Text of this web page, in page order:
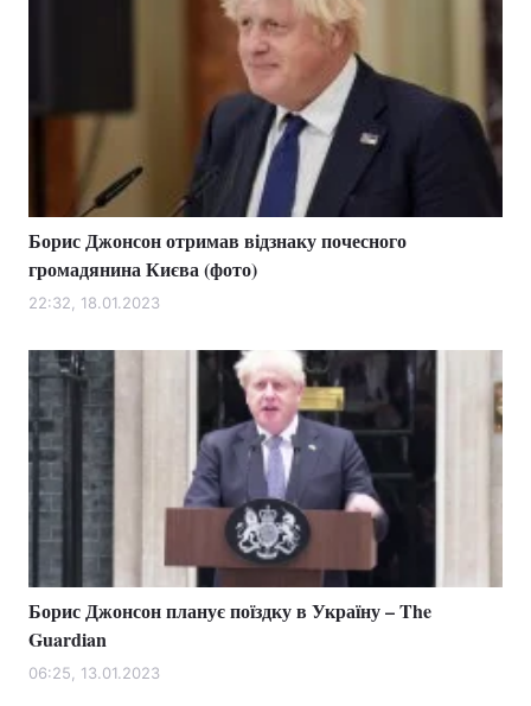
Борис Джонсон отримав відзнаку почесного
громадянина Києва (фото)
22:32, 18.01.2023
Борис Джонсон планує поїздку в Україну – The
Guardian
06:25, 13.01.2023